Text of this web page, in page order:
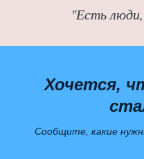
"Есть
Хочется,
Сообщите, какие